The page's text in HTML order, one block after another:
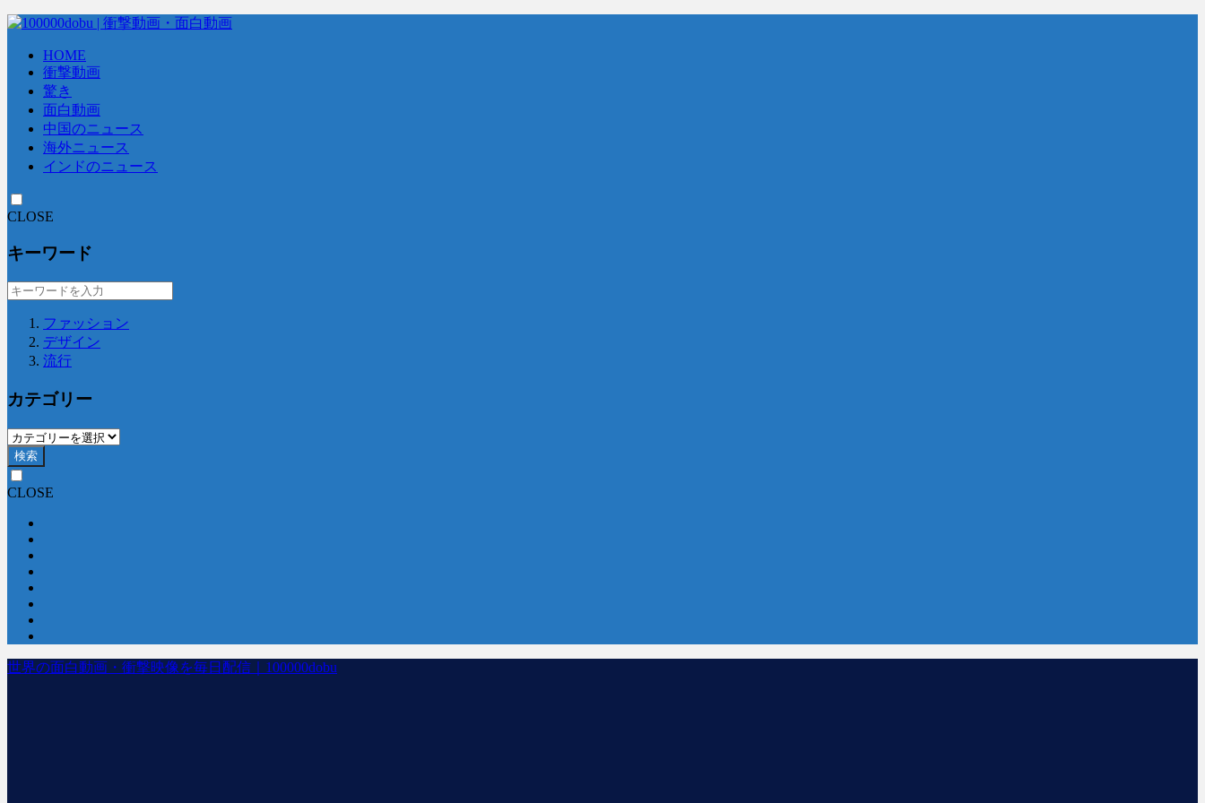
HOME
衝撃動画
驚き
面白動画
中国のニュース
海外ニュース
インドのニュース
CLOSE
キーワード
ファッション
デザイン
流行
カテゴリー
検索
CLOSE
世界の面白動画・衝撃映像を毎日配信｜100000dobu